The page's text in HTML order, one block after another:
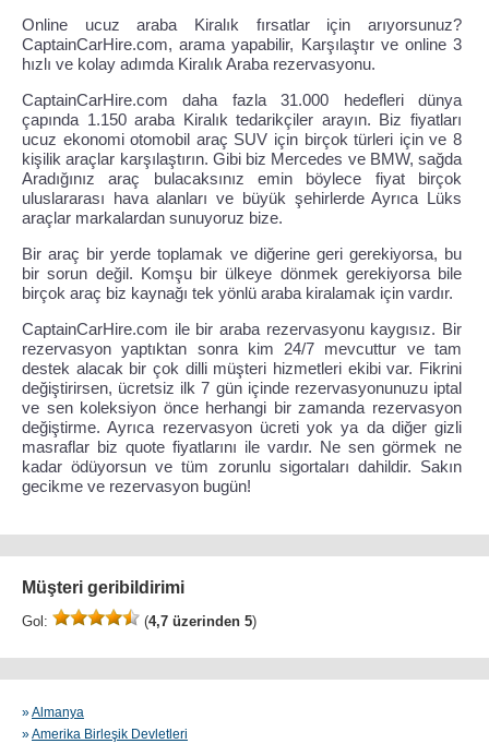
Online ucuz araba Kiralık fırsatlar için arıyorsunuz?
CaptainCarHire.com, arama yapabilir, Karşılaştır ve online 3
hızlı ve kolay adımda Kiralık Araba rezervasyonu.
CaptainCarHire.com daha fazla 31.000 hedefleri dünya
çapında 1.150 araba Kiralık tedarikçiler arayın. Biz fiyatları
ucuz ekonomi otomobil araç SUV için birçok türleri için ve 8
kişilik araçlar karşılaştırın. Gibi biz Mercedes ve BMW, sağda
Aradığınız araç bulacaksınız emin böylece fiyat birçok
uluslararası hava alanları ve büyük şehirlerde Ayrıca Lüks
araçlar markalardan sunuyoruz bize.
Bir araç bir yerde toplamak ve diğerine geri gerekiyorsa, bu
bir sorun değil. Komşu bir ülkeye dönmek gerekiyorsa bile
birçok araç biz kaynağı tek yönlü araba kiralamak için vardır.
CaptainCarHire.com ile bir araba rezervasyonu kaygısız. Bir
rezervasyon yaptıktan sonra kim 24/7 mevcuttur ve tam
destek alacak bir çok dilli müşteri hizmetleri ekibi var. Fikrini
değiştirirsen, ücretsiz ilk 7 gün içinde rezervasyonunuzu iptal
ve sen koleksiyon önce herhangi bir zamanda rezervasyon
değiştirme. Ayrıca rezervasyon ücreti yok ya da diğer gizli
masraflar biz quote fiyatlarını ile vardır. Ne sen görmek ne
kadar ödüyorsun ve tüm zorunlu sigortaları dahildir. Sakın
gecikme ve rezervasyon bugün!
Müşteri geribildirimi
Gol: (4,7 üzerinden 5)
»Almanya
»Amerika Birleşik Devletleri